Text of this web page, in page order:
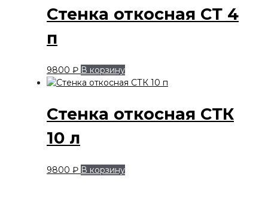
Стенка откосная СТ 4
п
9800 ₽ В корзину
Стенка откосная СТК
10 л
9800 ₽ В корзину